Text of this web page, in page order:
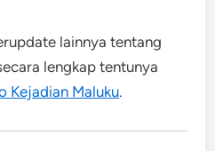
lainnya tentang
lengkap tentunya
Kejadian Maluku.